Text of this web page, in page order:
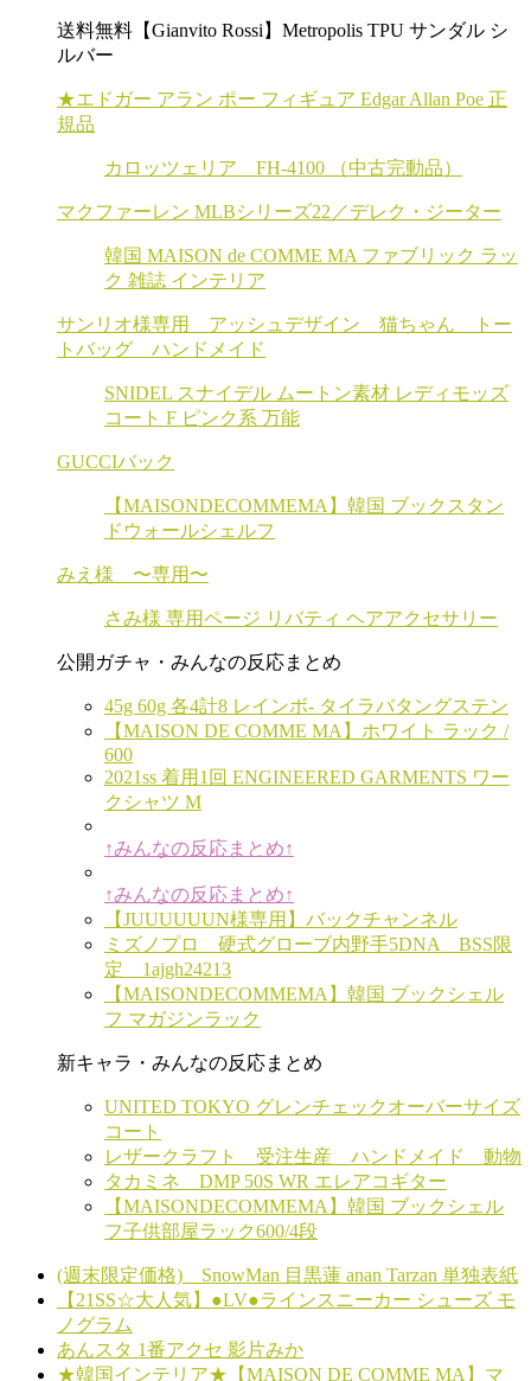
送料無料【Gianvito Rossi】Metropolis TPU サンダル シ
ルバー
★エドガー アラン ポー フィギュア Edgar Allan Poe 正
規品
カロッツェリア FH-4100 （中古完動品）
マクファーレン MLBシリーズ22／デレク・ジーター
韓国 MAISON de COMME MA ファブリック ラッ
ク 雑誌 インテリア
サンリオ様専用 アッシュデザイン 猫ちゃん トー
トバッグ ハンドメイド
SNIDEL スナイデル ムートン素材 レディモッズ
コート F ピンク系 万能
GUCCIバック
【MAISONDECOMMEMA】韓国 ブックスタン
ドウォールシェルフ
みえ様 〜専用〜
さみ様 専用ページ リバティ ヘアアクセサリー
公開ガチャ・みんなの反応まとめ
45g 60g 各4計8 レインボ- タイラバタングステン
【MAISON DE COMME MA】ホワイト ラック /
600
2021ss 着用1回 ENGINEERED GARMENTS ワー
クシャツ M
↑みんなの反応まとめ↑
↑みんなの反応まとめ↑
【JUUUUUUN様専用】バックチャンネル
ミズノプロ 硬式グローブ内野手5DNA BSS限
定 1ajgh24213
【MAISONDECOMMEMA】韓国 ブックシェル
フ マガジンラック
新キャラ・みんなの反応まとめ
UNITED TOKYO グレンチェックオーバーサイズ
コート
レザークラフト 受注生産 ハンドメイド 動物
タカミネ DMP 50S WR エレアコギター
【MAISONDECOMMEMA】韓国 ブックシェル
フ子供部屋ラック600/4段
(週末限定価格) SnowMan 目黒蓮 anan Tarzan 単独表紙
【21SS☆大人気】●LV●ラインスニーカー シューズ モ
ノグラム
あんスタ 1番アクセ 影片みか
★韓国インテリア★【MAISON DE COMME MA】マ